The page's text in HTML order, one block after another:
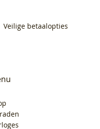
Veilige betaalopties